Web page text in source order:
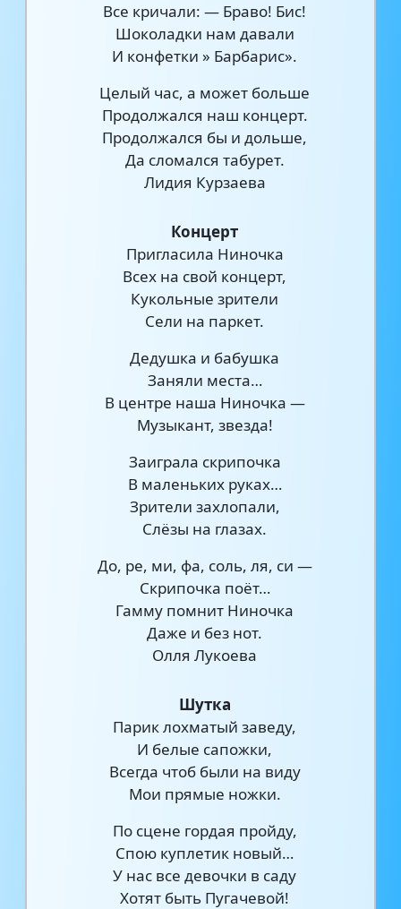
Все кричали: — Браво! Бис!
Шоколадки нам давали
И конфетки » Барбарис».
Целый час, а может больше
Продолжался наш концерт.
Продолжался бы и дольше,
Да сломался табурет.
Лидия Курзаева
Концерт
Пригласила Ниночка
Всех на свой концерт,
Кукольные зрители
Сели на паркет.
Дедушка и бабушка
Заняли места…
В центре наша Ниночка —
Музыкант, звезда!
Заиграла скрипочка
В маленьких руках…
Зрители захлопали,
Слёзы на глазах.
До, ре, ми, фа, соль, ля, си —
Скрипочка поёт…
Гамму помнит Ниночка
Даже и без нот.
Олля Лукоева
Шутка
Парик лохматый заведу,
И белые сапожки,
Всегда чтоб были на виду
Мои прямые ножки.
По сцене гордая пройду,
Спою куплетик новый…
У нас все девочки в саду
Хотят быть Пугачевой!